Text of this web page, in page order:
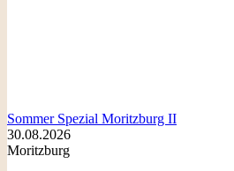
Sommer Spezial Moritzburg II
30.08.2026
Moritzburg